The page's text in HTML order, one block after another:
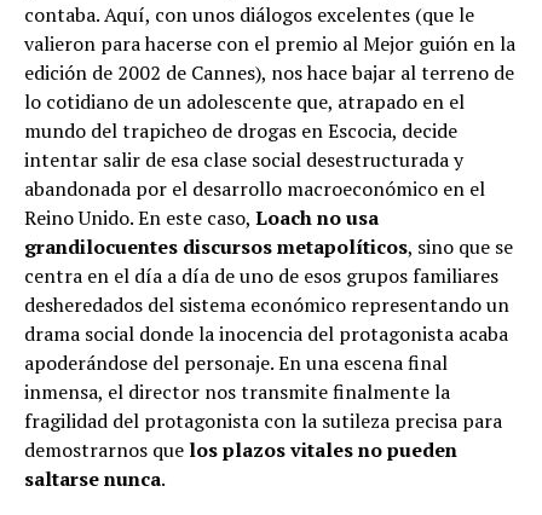
contaba. Aquí, con unos diálogos excelentes (que le
valieron para hacerse con el premio al Mejor guión en la
edición de 2002 de Cannes), nos hace bajar al terreno de
lo cotidiano de un adolescente que, atrapado en el
mundo del trapicheo de drogas en Escocia, decide
intentar salir de esa clase social desestructurada y
abandonada por el desarrollo macroeconómico en el
Reino Unido. En este caso, Loach no usa
grandilocuentes discursos metapolíticos, sino que se
centra en el día a día de uno de esos grupos familiares
desheredados del sistema económico representando un
drama social donde la inocencia del protagonista acaba
apoderándose del personaje. En una escena final
inmensa, el director nos transmite finalmente la
fragilidad del protagonista con la sutileza precisa para
demostrarnos que los plazos vitales no pueden
saltarse nunca.